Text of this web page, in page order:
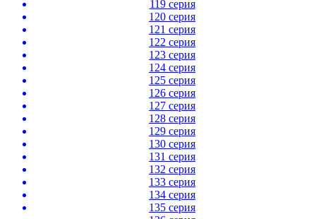
119 серия
120 серия
121 серия
122 серия
123 серия
124 серия
125 серия
126 серия
127 серия
128 серия
129 серия
130 серия
131 серия
132 серия
133 серия
134 серия
135 серия